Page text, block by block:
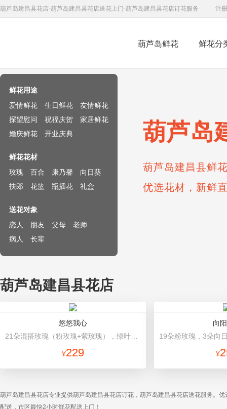
葫芦岛建昌县花店-葫芦岛建昌县花店送花上门-葫芦岛建昌县花店订花服务 注册
葫芦岛鲜花 鲜花分
葫芦岛
葫芦岛建昌县鲜
优选花材，新鲜
鲜花用途
爱情鲜花
生日鲜花
友情鲜花
探望慰问
祝福庆贺
家居鲜花
婚庆鲜花
开业庆典
鲜花花材
玫瑰
百合 康乃馨
向日葵
扶郎
花篮 瓶插花 礼盒
送花对象
恋人
朋友 父母
老师
病人
长辈
葫芦岛建昌县花店
悠悠我心
¥229
向
¥
葫芦岛建昌县花店专业提供葫芦岛建昌县花店订花，葫芦岛建昌县花店送花服务。
配送，市区最快2小时鲜花配送上门！